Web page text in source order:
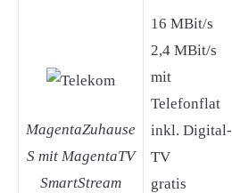
MagentaZuhause
S mit MagentaTV
SmartStream
16 MBit/s
2,4 MBit/s
mit
Telefonflat
inkl. Digital-
TV
gratis